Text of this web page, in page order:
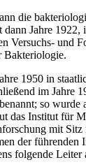
die
dann Jahre 1922,
Versuchs- und
Bakteriologie.
1950 in
im Jahre
so wurde
das Institut für
mit Sitz
der führenden
folgende Leiter